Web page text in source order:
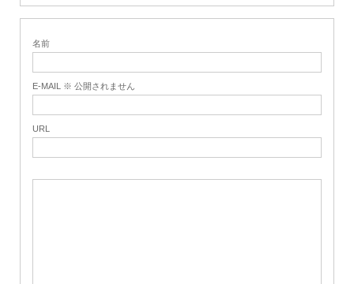
名前
E-MAIL ※ 公開されません
URL